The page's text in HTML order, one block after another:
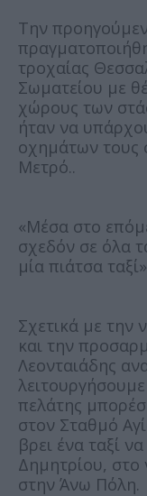
Την
τροχαίας
Σωματείου με
χώρους των
ήταν να
οχημάτων τους
Μετρό..
«Μέσα στο
σχεδόν σε όλα
μία πιάτσα
Σχετικά με την
και την
Λεονταιάδης
πελάτης
στον Σταθμό
βρει ένα ταξί
Δημητρίου, στο
στην Άνω Πόλη.